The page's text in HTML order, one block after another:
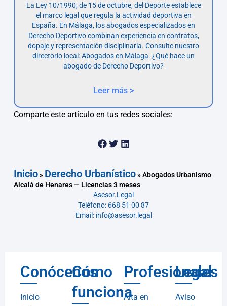
La Ley 10/1990, de 15 de octubre, del Deporte establece
el marco legal que regula la actividad deportiva en
España. En Málaga, los abogados especializados en
Derecho Deportivo combinan experiencia en contratos,
dopaje y representación disciplinaria. Consulte nuestro
directorio local: Abogados en Málaga. ¿Qué hace un
abogado de Derecho Deportivo?
Leer más >
Comparte este artículo en tus redes sociales:
Inicio» Derecho Urbanístico»Abogados Urbanismo
Alcalá de Henares — Licencias 3 meses
Asesor.Legal
Teléfono: 668 51 00 87
Email: info@asesor.legal
Conócenos
Inicio
Cómo
funciona
Profesionales
Alta en
Legal
Aviso